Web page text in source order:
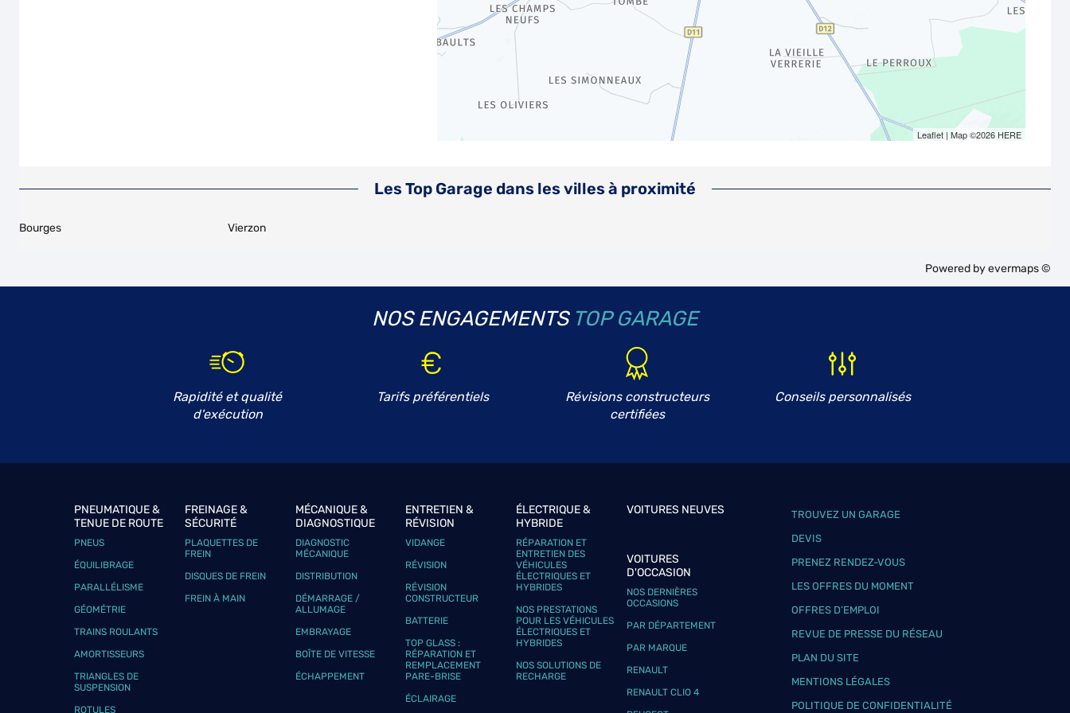
Leaflet| Map ©2026 HERE
Les Top Garage dans les villes à proximité
Bourges Vierzon
Powered byevermaps ©
NOS ENGAGEMENTS TOP GARAGE
Rapidité et qualité
d'exécution
Tarifs préférentiels
Révisions constructeurs
certifiées
Conseils personnalisés
PNEUMATIQUE &
TENUE DE ROUTE
PNEUS
ÉQUILIBRAGE
PARALLÉLISME
GÉOMÉTRIE
TRAINS ROULANTS
AMORTISSEURS
TRIANGLES DE
SUSPENSION
ROTULES
FREINAGE &
SÉCURITÉ
PLAQUETTES DE
FREIN
DISQUES DE FREIN
FREIN À MAIN
MÉCANIQUE &
DIAGNOSTIQUE
DIAGNOSTIC
MÉCANIQUE
DISTRIBUTION
DÉMARRAGE /
ALLUMAGE
EMBRAYAGE
BOÎTE DE VITESSE
ÉCHAPPEMENT
ENTRETIEN &
RÉVISION
VIDANGE
RÉVISION
RÉVISION
CONSTRUCTEUR
BATTERIE
TOP GLASS :
RÉPARATION ET
REMPLACEMENT
PARE-BRISE
ÉCLAIRAGE
ÉLECTRIQUE &
HYBRIDE
RÉPARATION ET
ENTRETIEN DES
VÉHICULES
ÉLECTRIQUES ET
HYBRIDES
NOS PRESTATIONS
POUR LES VÉHICULES
ÉLECTRIQUES ET
HYBRIDES
NOS SOLUTIONS DE
RECHARGE
VOITURES NEUVES
VOITURES
D'OCCASION
NOS DERNIÈRES
OCCASIONS
PAR DÉPARTEMENT
PAR MARQUE
RENAULT
RENAULT CLIO 4
TROUVEZ UN GARAGE
DEVIS
PRENEZ RENDEZ-VOUS
LES OFFRES DU MOMENT
OFFRES D’EMPLOI
REVUE DE PRESSE DU RÉSEAU
PLAN DU SITE
MENTIONS LÉGALES
POLITIQUE DE CONFIDENTIALITÉ